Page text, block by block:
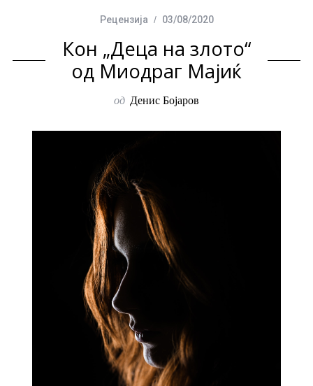
Рецензија 03/08/2020
Кон „Деца на злото“
од Миодраг Мајиќ
од Денис Бојаров